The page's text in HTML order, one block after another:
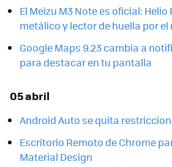
El Meizu M3 Note es oficial: Helio
metálico y lector de huella por
Google Maps 9.23 cambia a
para destacar en tu pantalla
05 abril
Android Auto se quita
Escritorio Remoto de Chrome
Material Design